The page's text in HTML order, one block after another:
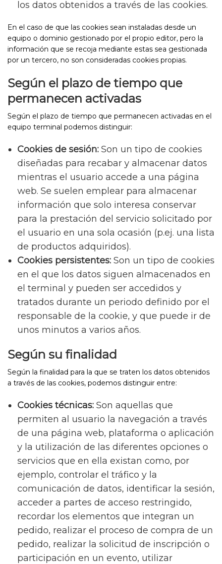
los datos obtenidos a través de las cookies.
En el caso de que las cookies sean instaladas desde un
equipo o dominio gestionado por el propio editor, pero la
información que se recoja mediante estas sea gestionada
por un tercero, no son consideradas cookies propias.
Según el plazo de tiempo que
permanecen activadas
Según el plazo de tiempo que permanecen activadas en el
equipo terminal podemos distinguir:
Cookies de sesión:Son un tipo de cookies
diseñadas para recabar y almacenar datos
mientras el usuario accede a una página
web. Se suelen emplear para almacenar
información que solo interesa conservar
para la prestación del servicio solicitado por
el usuario en una sola ocasión (p.ej. una lista
de productos adquiridos).
Cookies persistentes:Son un tipo de cookies
en el que los datos siguen almacenados en
el terminal y pueden ser accedidos y
tratados durante un periodo definido por el
responsable de la cookie, y que puede ir de
unos minutos a varios años.
Según su finalidad
Según la finalidad para la que se traten los datos obtenidos
a través de las cookies, podemos distinguir entre:
Cookies técnicas:Son aquellas que
permiten al usuario la navegación a través
de una página web, plataforma o aplicación
y la utilización de las diferentes opciones o
servicios que en ella existan como, por
ejemplo, controlar el tráfico y la
comunicación de datos, identificar la sesión,
acceder a partes de acceso restringido,
recordar los elementos que integran un
pedido, realizar el proceso de compra de un
pedido, realizar la solicitud de inscripción o
participación en un evento, utilizar